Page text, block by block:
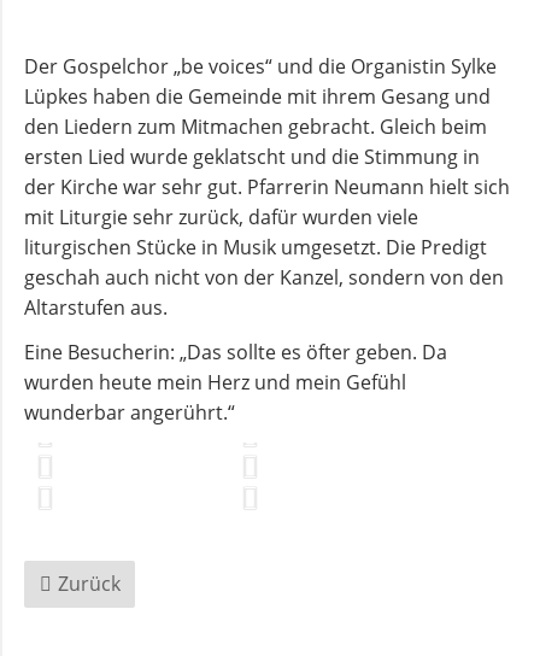
Pfarrer
und
Pfarrerinnen
Gemeindebüro
AKTUELLES
Terminkalender
Der Gospelchor „be voices“ und die Organistin Sylke
Lüpkes haben die Gemeinde mit ihrem Gesang und
den Liedern zum Mitmachen gebracht. Gleich beim
ersten Lied wurde geklatscht und die Stimmung in
der Kirche war sehr gut. Pfarrerin Neumann hielt sich
mit Liturgie sehr zurück, dafür wurden viele
liturgischen Stücke in Musik umgesetzt. Die Predigt
geschah auch nicht von der Kanzel, sondern von den
Altarstufen aus.
Eine Besucherin: „Das sollte es öfter geben. Da
wurden heute mein Herz und mein Gefühl
wunderbar angerührt.“
Zurück